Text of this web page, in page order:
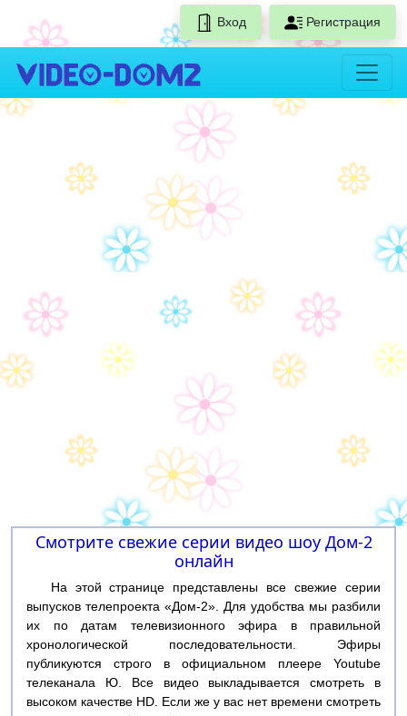
Вход Регистрация
Смотрите свежие серии видео шоу Дом-2
онлайн
На этой странице представлены все свежие серии
выпусков телепроекта «Дом-2». Для удобства мы разбили
их по датам телевизионного эфира в правильной
хронологической последовательности. Эфиры
публикуются строго в официальном плеере Youtube
телеканала Ю. Все видео выкладывается смотреть в
высоком качестве HD. Если же у вас нет времени смотреть